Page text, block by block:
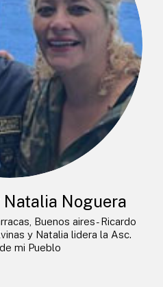
Natalia Noguera
Buenos aires- Ricardo
y Natalia lidera la Asc.
mi Pueblo